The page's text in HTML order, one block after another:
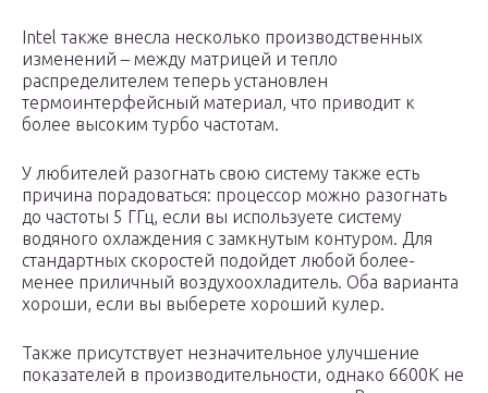
Intel также внесла несколько производственных
изменений – между матрицей и тепло
распределителем теперь установлен
термоинтерфейсный материал, что приводит к
более высоким турбо частотам.
У любителей разогнать свою систему также есть
причина порадоваться: процессор можно разогнать
до частоты 5 ГГц, если вы используете систему
водяного охлаждения с замкнутым контуром. Для
стандартных скоростей подойдет любой более-
менее приличный воздухоохладитель. Оба варианта
хороши, если вы выберете хороший кулер.
Также присутствует незначительное улучшение
показателей в производительности, однако 6600K не